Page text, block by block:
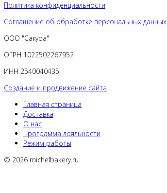
Политика конфиденциальности
Соглашение об обработке персональных данных
ООО "Сакура"
ОГРН 1022502267952
ИНН 2540040435
Создание и продвижение сайта
Главная страница
Доставка
О нас
Программа лояльности
Режим работы
© 2026 michelbakery.ru